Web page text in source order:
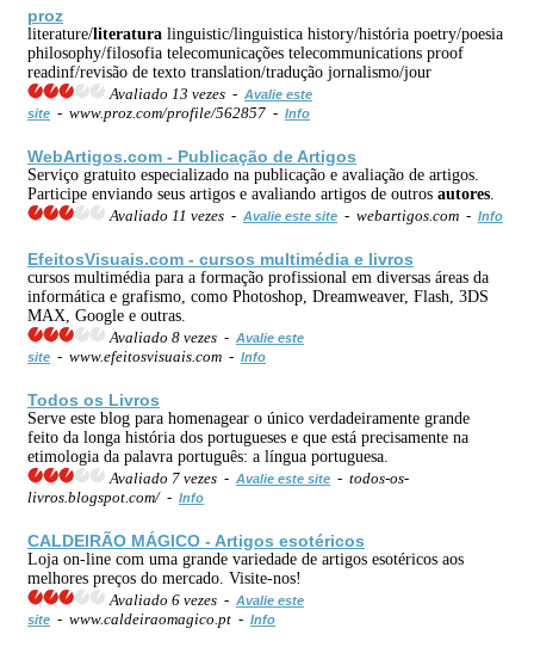
proz
literature/literatura linguistic/linguistica history/história poetry/poesia
philosophy/filosofia telecomunicações telecommunications proof
readinf/revisão de texto translation/tradução jornalismo/jour
Avaliado 13 vezes - Avalie este
site - www.proz.com/profile/562857 - Info
WebArtigos.com - Publicação de Artigos
Serviço gratuito especializado na publicação e avaliação de artigos.
Participe enviando seus artigos e avaliando artigos de outros autores
Avaliado 11 vezes - Avalie este site - webartigos.com - Info
EfeitosVisuais.com - cursos multimédia e livros
cursos multimédia para a formação profissional em diversas áreas da
informática e grafismo, como Photoshop, Dreamweaver, Flash, 3DS
MAX, Google e outras.
Avaliado 8 vezes - Avalie este
site - www.efeitosvisuais.com - Info
Todos os Livros
Serve este blog para homenagear o único verdadeiramente grande
feito da longa história dos portugueses e que está precisamente na
etimologia da palavra português: a língua portuguesa.
Avaliado 7 vezes - Avalie este site - todos-os-
livros.blogspot.com/ - Info
CALDEIRÃO MÁGICO - Artigos esotéricos
Loja on-line com uma grande variedade de artigos esotéricos aos
melhores preços do mercado. Visite-nos!
Avaliado 6 vezes - Avalie este
site - www.caldeiraomagico.pt - Info